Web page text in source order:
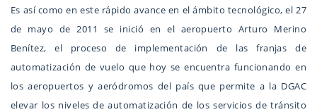
Es así como en este rápido avance en el ámbito tecnológico, el 27
de mayo de 2011 se inició en el aeropuerto Arturo Merino
Benítez, el proceso de implementación de las franjas de
automatización de vuelo que hoy se encuentra funcionando en
los aeropuertos y aeródromos del país que permite a la DGAC
elevar los niveles de automatización de los servicios de tránsito